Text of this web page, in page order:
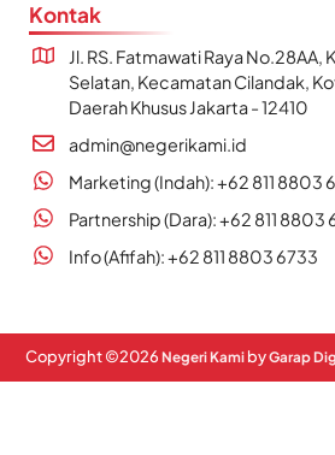
Kontak
Jl. RS. Fatmawati Raya No.28AA,
Selatan, Kecamatan Cilandak,
Daerah Khusus Jakarta - 12410
admin@negerikami.id
Marketing (Indah): +62 811 8803
Partnership (Dara): +62 811 8803
Info (Afifah): +62 811 8803 6733
Copyright ©2026 Negeri Kami byGarap